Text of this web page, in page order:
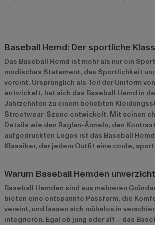
Baseball Hemd: Der sportliche
Das Baseball Hemd ist mehr als nur ein
modisches Statement, das Sportlichkeit
vereint. Ursprünglich als Teil der Uniform
entwickelt, hat sich das Baseball Hemd in
Jahrzehnten zu einem beliebten
Streetwear-Szene entwickelt. Mit seinen
Details wie den Raglan-Ärmeln, den
aufgedruckten Logos ist das Baseball
Klassiker, der jedem Outfit eine coole,
Warum Baseball Hemden
Baseball Hemden sind aus mehreren
bieten eine entspannte Passform, die
vereint, und lassen sich mühelos in
integrieren. Egal ob jung oder alt – das